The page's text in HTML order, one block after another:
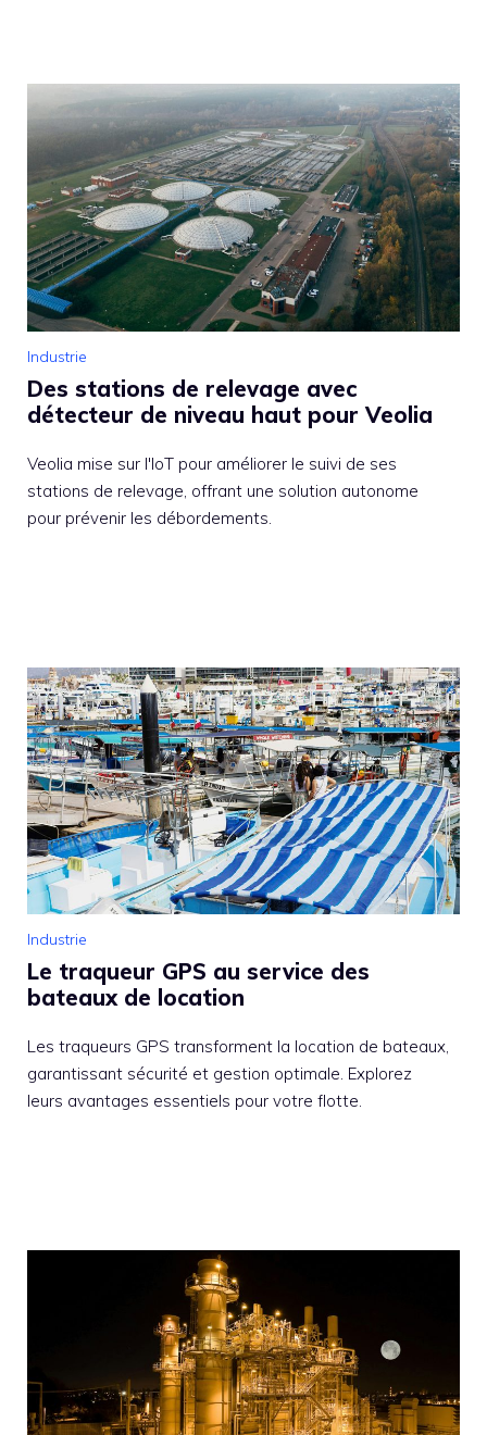
Industrie
Des stations de relevage avec
détecteur de niveau haut pour Veolia
Veolia mise sur l'IoT pour améliorer le suivi de ses
stations de relevage, offrant une solution autonome
pour prévenir les débordements.
Industrie
Le traqueur GPS au service des
bateaux de location
Les traqueurs GPS transforment la location de bateaux,
garantissant sécurité et gestion optimale. Explorez
leurs avantages essentiels pour votre flotte.